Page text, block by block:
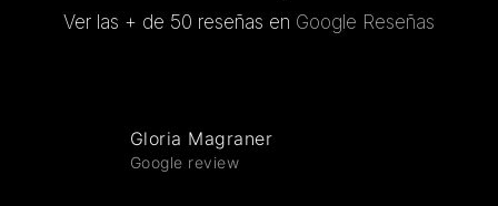
Ver las + de 50 reseñas en Google Reseñas
Gloria Magraner
Google review